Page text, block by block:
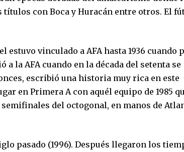
con Boca y Huracán entre otros. El
estuvo vinculado a AFA hasta 1936 cuando
la AFA cuando en la década del setenta se
escribió una historia muy rica en este
en Primera A con aquél equipo de 1985
del octogonal, en manos de
pasado (1996). Después llegaron los